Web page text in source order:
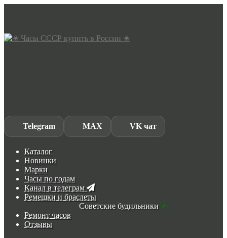
Skip
Skip
Telegram MAX VK чат
Каталог
Новинки
Марки
Часы по годам
Канал в телеграм
Ремешки и браслеты
Советские будильники
Ремонт часов
Отзывы